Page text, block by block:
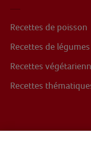
Recettes de poisson
Recettes de légumes
Recettes
Recettes